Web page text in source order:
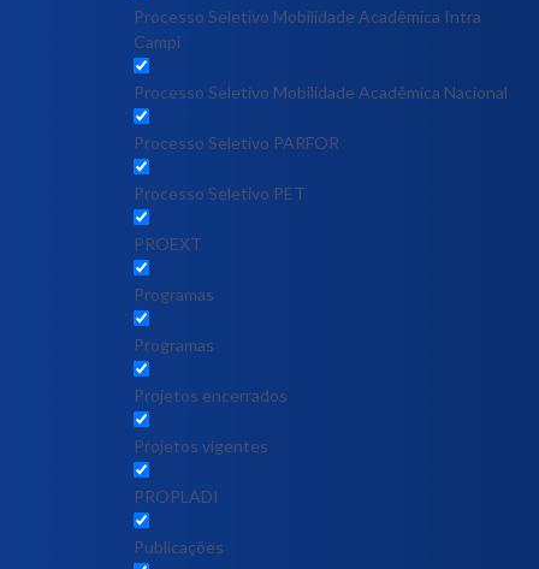
Processo Seletivo Mobilidade Acadêmica Intra
Campi
Processo Seletivo Mobilidade Acadêmica Nacional
Processo Seletivo PARFOR
Processo Seletivo PET
PROEXT
Programas
Programas
Projetos encerrados
Projetos vigentes
PROPLADI
Publicações